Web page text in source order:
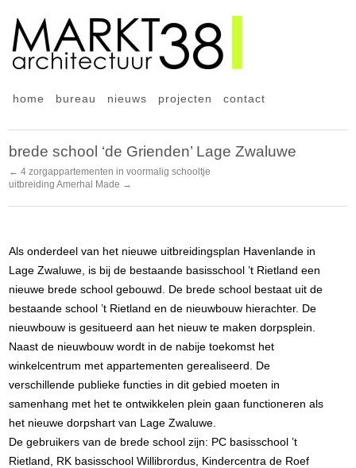
home bureau nieuws projecten contact
brede school ‘de Grienden’ Lage Zwaluwe
← 4 zorgappartementen in voormalig schooltje
uitbreiding Amerhal Made →
Als onderdeel van het nieuwe uitbreidingsplan Havenlande in
Lage Zwaluwe, is bij de bestaande basisschool ’t Rietland een
nieuwe brede school gebouwd. De brede school bestaat uit de
bestaande school ’t Rietland en de nieuwbouw hierachter. De
nieuwbouw is gesitueerd aan het nieuw te maken dorpsplein.
Naast de nieuwbouw wordt in de nabije toekomst het
winkelcentrum met appartementen gerealiseerd. De
verschillende publieke functies in dit gebied moeten in
samenhang met het te ontwikkelen plein gaan functioneren als
het nieuwe dorpshart van Lage Zwaluwe.
De gebruikers van de brede school zijn: PC basisschool ’t
Rietland, RK basisschool Willibrordus, Kindercentra de Roef